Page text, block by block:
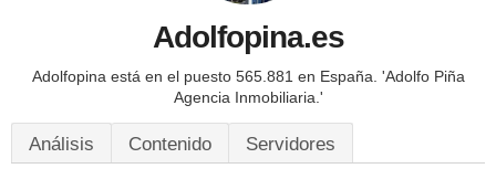
Adolfopina.es
Adolfopina está en el puesto 565.881 en España. 'Adolfo Piña
Agencia Inmobiliaria.'
Análisis Contenido Servidores